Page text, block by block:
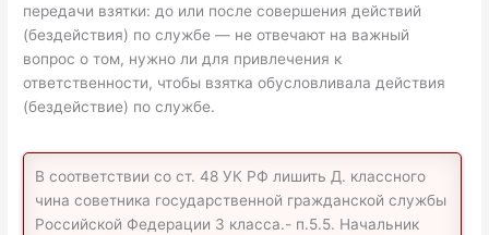
передачи взятки: до или после совершения действий
(бездействия) по службе — не отвечают на важный
вопрос о том, нужно ли для привлечения к
ответственности, чтобы взятка обусловливала действия
(бездействие) по службе.
В соответствии со ст. 48 УК РФ лишить Д. классного
чина советника государственной гражданской службы
Российской Федерации 3 класса.- п.5.5. Начальник